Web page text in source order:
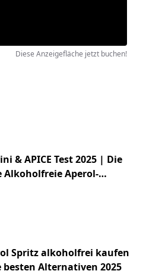
Diese Anzeigefläche jetzt buchen!
& APICE Test 2025 | Die
Alkoholfreie Aperol-
Spritz alkoholfrei kaufen
besten Alternativen 2025